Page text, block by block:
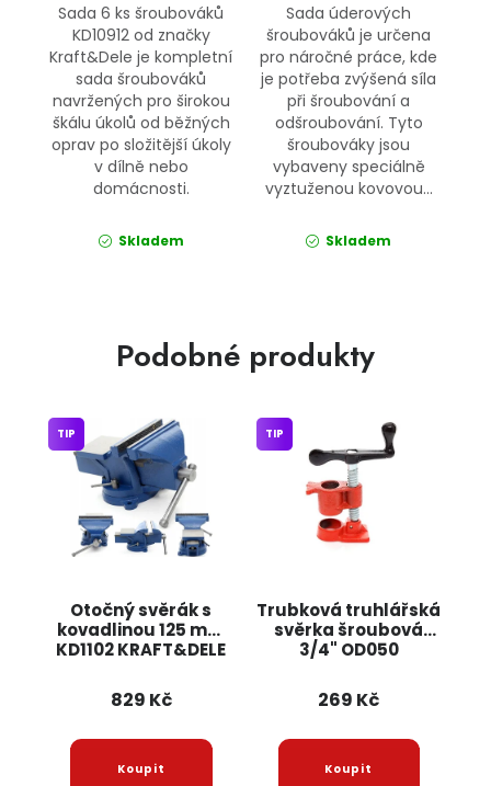
Sada 6 ks šroubováků
KD10912 od značky
Kraft&Dele je kompletní
sada šroubováků
navržených pro širokou
škálu úkolů od běžných
oprav po složitější úkoly
v dílně nebo
domácnosti.
Skladem
Sada úderových
šroubováků je určena
pro náročné práce, kde
je potřeba zvýšená síla
při šroubování a
odšroubování. Tyto
šroubováky jsou
vybaveny speciálně
vyztuženou kovovou...
Skladem
Podobné produkty
Otočný svěrák s
kovadlinou 125 mm
KD1102 KRAFT&DELE
TIP
829 Kč
Trubková truhlářská
svěrka šroubová
3/4" OD050
TIP
269 Kč